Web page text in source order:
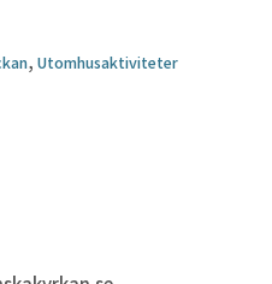
, Utomhusaktiviteter